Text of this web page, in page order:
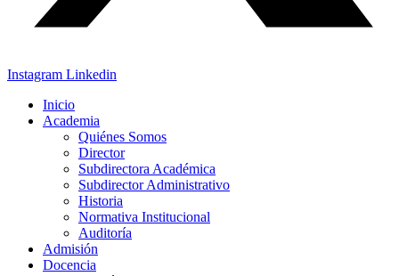
Instagram Linkedin
Inicio
Academia
Quiénes Somos
Director
Subdirectora Académica
Subdirector Administrativo
Historia
Normativa Institucional
Auditoría
Admisión
Docencia